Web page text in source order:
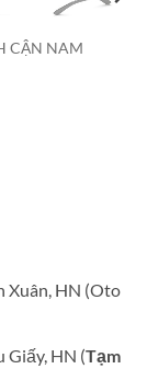
CẬN NAM
Xuân, HN (Oto
Giấy, HN (Tạm